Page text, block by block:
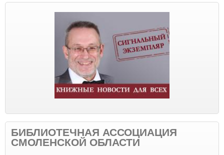
БИБЛИОТЕЧНАЯ АССОЦИАЦИЯ
СМОЛЕНСКОЙ ОБЛАСТИ